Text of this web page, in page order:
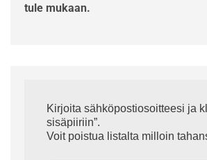
tule mukaan.
Kirjoita sähköpostiosoitteesi ja
sisäpiiriin”.
Voit poistua listalta milloin